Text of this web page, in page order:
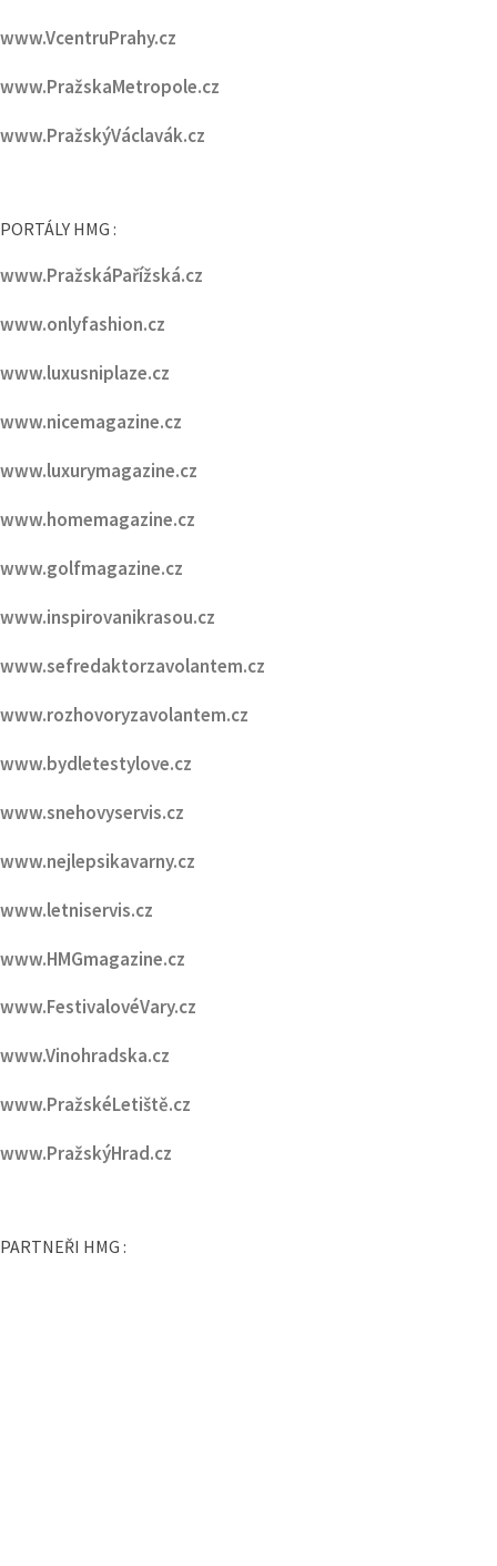
www.runhouse.cz
www.ŠpindlerůvMlýn.cz
www.VcentruPrahy.cz
www.PražskýVáclavák.cz
PORTÁLY HMG :
www.PražskáPařížská.cz
www.onlyfashion.cz
www.luxusniplaze.cz
www.nicemagazine.cz
www.luxurymagazine.cz
www.homemagazine.cz
www.golfmagazine.cz
www.inspirovanikrasou.cz
www.sefredaktorzavolantem.cz
www.rozhovoryzavolantem.cz
www.bydletestylove.cz
www.snehovyservis.cz
www.nejlepsikavarny.cz
www.letniservis.cz
www.HMGmagazine.cz
www.FestivalovéVary.cz
www.Vinohradska.cz
www.PražskýHrad.cz